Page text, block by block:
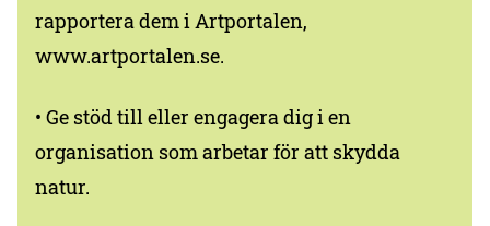
rapportera dem i Artportalen,
www.artportalen.se.
• Ge stöd till eller engagera dig i en
organisation som arbetar för att skydda
natur.